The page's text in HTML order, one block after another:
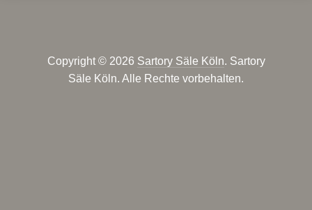
Copyright © 2026 Sartory Säle Köln. Sartory
Säle Köln. Alle Rechte vorbehalten.